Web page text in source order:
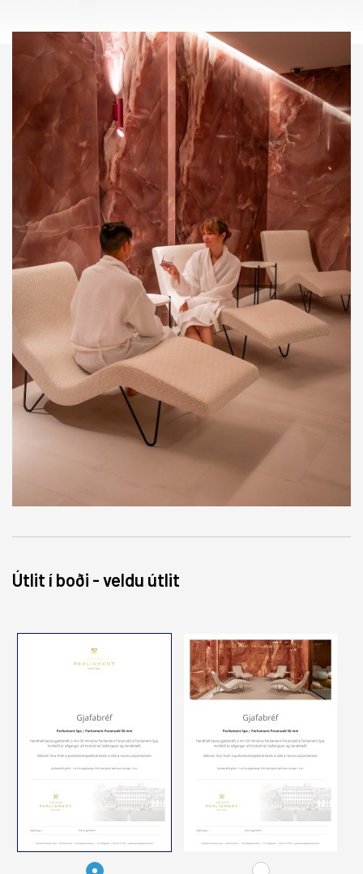
HÓTEL
TILBOÐ
VEITINGASTAÐIR
HEILSULINDIR
GJAFABRÉF
Útskriftargjafir
Nudd og dekur
Matur & drykkur
FUNDIR & VIÐBURÐIR
UM OKKUR
LAUS STÖRF
Breyta bókun
Útlit í boði - veldu útlit